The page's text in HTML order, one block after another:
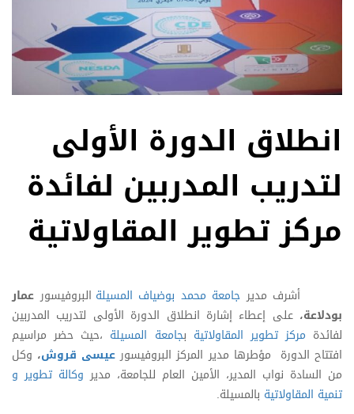
انطلاق الدورة الأولى
لتدريب المدربين لفائدة
مركز تطوير المقاولاتية
أشرف مدير جامعة محمد بوضياف المسيلة البروفيسور عمار
بودلاعة، على إعطاء إشارة انطلاق الدورة الأولى لتدريب المدربين
لفائدة مركز تطوير المقاولاتية بجامعة المسيلة ،حيث حضر مراسيم
افتتاح الدورة مؤطرها مدير المركز البروفيسورعيسى قروش، وكل
من السادة نواب المدير، الأمين العام للجامعة، مدير وكالة تطوير و
تنمية المقاولاتية بالمسيلة.